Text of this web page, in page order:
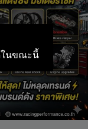
ในขณะนี้